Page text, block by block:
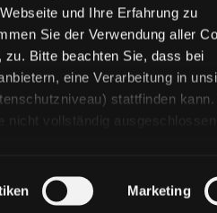
und Ihre Erfahrung zu
Sie der Verwendung aller
Bitte beachten Sie, dass bei
eine Verarbeitung in
stattfinden kann.
vollständig ausgeschlossen
von Cookies und
Einstellungen“ unter dem
Marketing
jetzt